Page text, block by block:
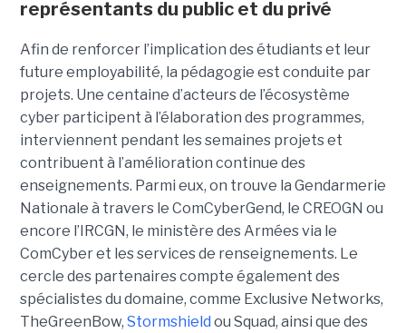
représentants du public et du privé
Afin de renforcer l’implication des étudiants et leur
future employabilité, la pédagogie est conduite par
projets. Une centaine d’acteurs de l’écosystème
cyber participent à l’élaboration des programmes,
interviennent pendant les semaines projets et
contribuent à l’amélioration continue des
enseignements. Parmi eux, on trouve la Gendarmerie
Nationale à travers le ComCyberGend, le CREOGN ou
encore l’IRCGN, le ministère des Armées via le
ComCyber et les services de renseignements. Le
cercle des partenaires compte également des
spécialistes du domaine, comme Exclusive Networks,
TheGreenBow, Stormshield ou Squad, ainsi que des